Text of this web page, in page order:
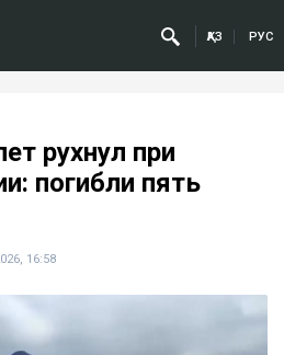
ҚАЗ РУС
рухнул при
погибли пять
16:58